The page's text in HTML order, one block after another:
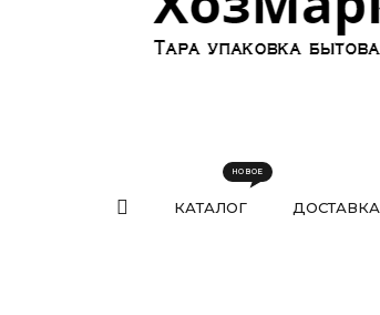
КАТАЛОГ ДОСТАВКА